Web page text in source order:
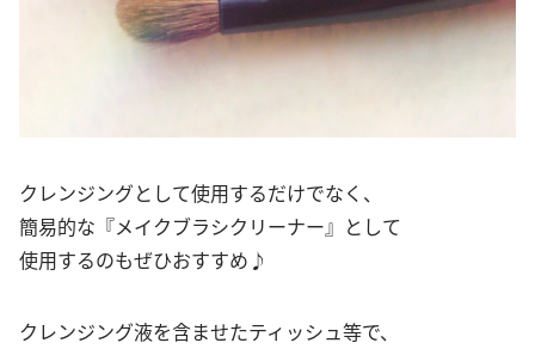
クレンジングとして使用するだけでなく、
簡易的な『メイクブラシクリーナー』として
使用するのもぜひおすすめ♪
クレンジング液を含ませたティッシュ等で、